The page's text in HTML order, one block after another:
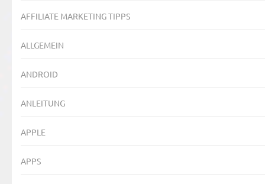
AFFILIATE MARKETING TIPPS
ALLGEMEIN
ANDROID
ANLEITUNG
APPLE
APPS